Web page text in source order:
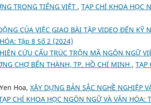
TRONG TIẾNG VIỆT , TẠP CHÍ KHOA HỌC
CỦA VIỆC GIAO BÀI TẬP VIDEO ĐẾN KỸ
Tập 8 Số 2 (2024)
CỨU CẤU TRÚC TRỘN MÃ NGÔN NGỮ
CHỢ BẾN THÀNH, TP. HỒ CHÍ MINH , TẠP
Hoa, XÂY DỰNG BẢN SẮC NGHỀ NGHIỆP
CHÍ KHOA HỌC NGÔN NGỮ VÀ VĂN HÓA: